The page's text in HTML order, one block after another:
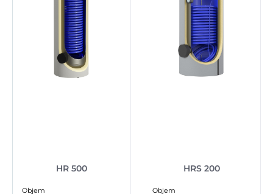
HR 500
Objem
HRS 200
Objem